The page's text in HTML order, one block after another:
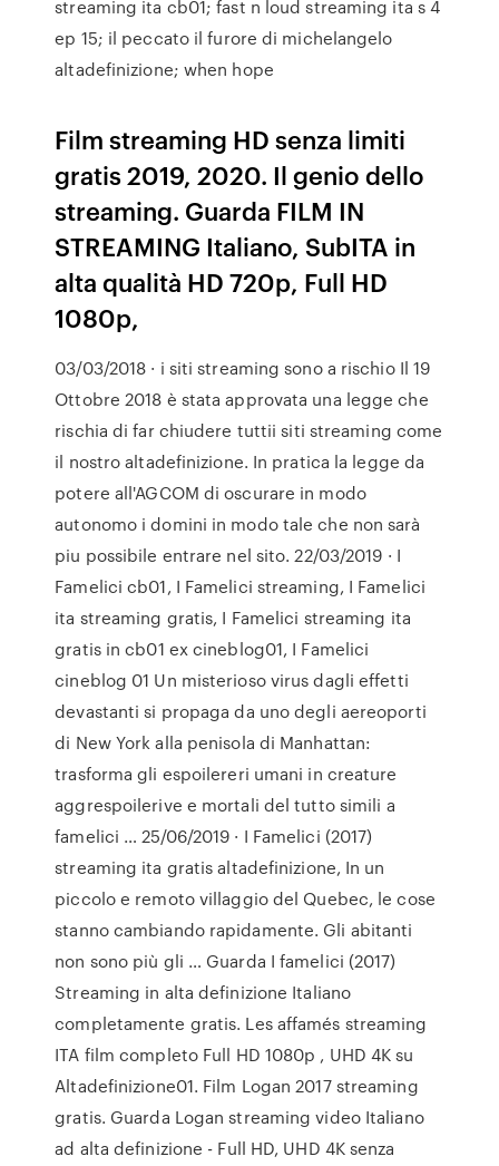
streaming ita cb01; fast n loud streaming ita s 4
ep 15; il peccato il furore di michelangelo
altadefinizione; when hope
Film streaming HD senza limiti
gratis 2019, 2020. Il genio dello
streaming. Guarda FILM IN
STREAMING Italiano, SubITA in
alta qualità HD 720p, Full HD
1080p,
03/03/2018 · i siti streaming sono a rischio Il 19
Ottobre 2018 è stata approvata una legge che
rischia di far chiudere tuttii siti streaming come
il nostro altadefinizione. In pratica la legge da
potere all'AGCOM di oscurare in modo
autonomo i domini in modo tale che non sarà
piu possibile entrare nel sito. 22/03/2019 · I
Famelici cb01, I Famelici streaming, I Famelici
ita streaming gratis, I Famelici streaming ita
gratis in cb01 ex cineblog01, I Famelici
cineblog 01 Un misterioso virus dagli effetti
devastanti si propaga da uno degli aereoporti
di New York alla penisola di Manhattan:
trasforma gli espoilereri umani in creature
aggrespoilerive e mortali del tutto simili a
famelici … 25/06/2019 · I Famelici (2017)
streaming ita gratis altadefinizione, In un
piccolo e remoto villaggio del Quebec, le cose
stanno cambiando rapidamente. Gli abitanti
non sono più gli … Guarda I famelici (2017)
Streaming in alta definizione Italiano
completamente gratis. Les affamés streaming
ITA film completo Full HD 1080p , UHD 4K su
Altadefinizione01. Film Logan 2017 streaming
gratis. Guarda Logan streaming video Italiano
ad alta definizione - Full HD, UHD 4K senza